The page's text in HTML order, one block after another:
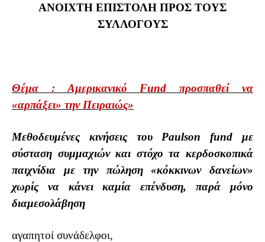
ΑΝΟΙΧΤΗ ΕΠΙΣΤΟΛΗ ΠΡΟΣ ΤΟΥΣ
ΣΥΛΛΟΓΟΥΣ
Θέμα : Αμερικανικό Fund προσπαθεί να
«αρπάξει» την Πειραιώς»
Μεθοδευμένες κινήσεις του Paulson fund με
σύσταση συμμαχιών και στόχο τα κερδοσκοπικά
παιχνίδια με την πώληση «κόκκινων δανείων»
χωρίς να κάνει καμία επένδυση, παρά μόνο
διαμεσολάβηση
αγαπητοί συνάδελφοι,